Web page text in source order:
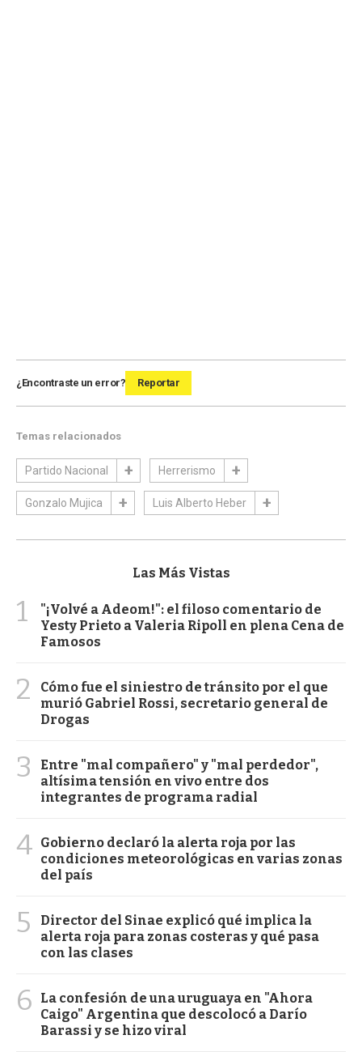
¿Encontraste un error? Reportar
Temas relacionados
Partido Nacional Herrerismo
Gonzalo Mujica Luis Alberto Heber
Las Más Vistas
1
"¡Volvé a Adeom!": el filoso comentario de
Yesty Prieto a Valeria Ripoll en plena Cena de
Famosos
2
Cómo fue el siniestro de tránsito por el que
murió Gabriel Rossi, secretario general de
Drogas
3
Entre "mal compañero" y "mal perdedor",
altísima tensión en vivo entre dos
integrantes de programa radial
4 Gobierno declaró la alerta roja por las
condiciones meteorológicas en varias zonas
del país
5
Director del Sinae explicó qué implica la
alerta roja para zonas costeras y qué pasa
con las clases
6
La confesión de una uruguaya en "Ahora
Caigo" Argentina que descolocó a Darío
Barassi y se hizo viral